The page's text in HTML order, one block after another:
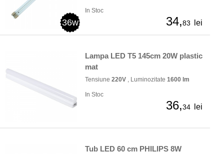
36w
In Stoc
34,83 lei
Lampa LED T5 145cm 20W plastic
mat
Tensiune 220V , Luminozitate 1600 lm
In Stoc
36,34 lei
Tub LED 60 cm PHILIPS 8W